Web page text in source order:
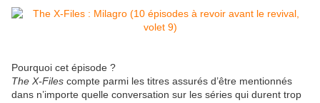
Pourquoi cet épisode ?
The X-Files compte parmi les titres assurés d’être mentionnés
dans n’importe quelle conversation sur les séries qui durent trop